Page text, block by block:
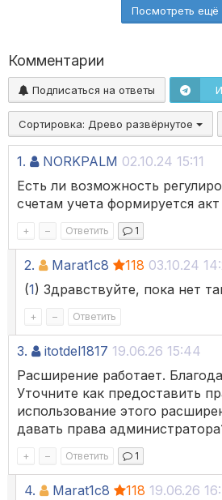
Посмотреть ещё
Комментарии
Подписаться на ответы
Сортировка: Древо развёрнутое
1. NORKPALM 02.10.24 15:11
Есть ли возможность
счетам учета формируется
+ – Ответить 1
2. Marat1c8 118 03.10.24
(1) Здравствуйте, пока нет
+ – Ответить
3. itotdel1817 19.06.26 15:44
Расширение работает.
Уточните как предоставить
использование этого
давать права
+ – Ответить 1
4. Marat1c8 118 19.06.26